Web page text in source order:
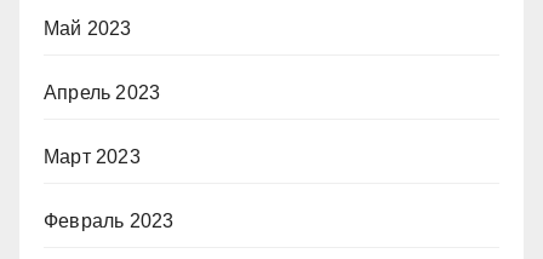
Май 2023
Апрель 2023
Март 2023
Февраль 2023